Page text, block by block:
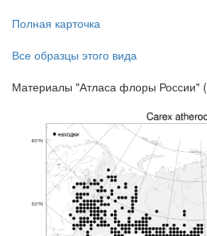
Полная карточка
Все образцы этого вида
Материалы "Атласа флоры России" (